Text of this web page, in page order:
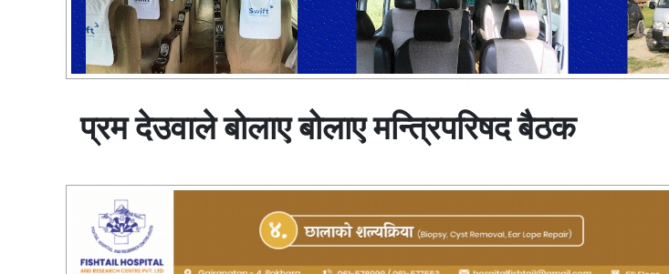
प्रम देउवाले बोलाए बोलाए मन्त्रिपरिषद बैठक